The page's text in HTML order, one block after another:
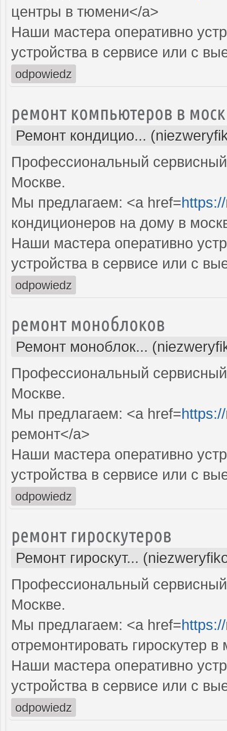
центры в тюмени</a>
Наши мастера оперативно
устройства в сервисе или с
odpowiedz
ремонт компьютеров в
Ремонт кондицио...
Профессиональный
Москве.
Мы предлагаем: <a href=
кондиционеров на дому в
Наши мастера оперативно
устройства в сервисе или с
odpowiedz
ремонт моноблоков
Ремонт моноблок...
Профессиональный
Москве.
Мы предлагаем: <a href=
ремонт</a>
Наши мастера оперативно
устройства в сервисе или с
odpowiedz
ремонт гироскутеров
Ремонт гироскут...
Профессиональный сервисный
Москве.
Мы предлагаем: <a href=
отремонтировать гироскутер в
Наши мастера оперативно
устройства в сервисе или с
odpowiedz